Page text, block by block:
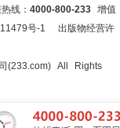
线： 4000-800-233增值
号-1
出版物经营许
(233.com)All Rights